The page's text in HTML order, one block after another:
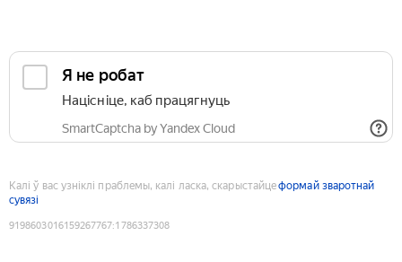
Я не робат
Націсніце, каб працягнуць
SmartCaptcha by Yandex Cloud
Калі ў вас узніклі праблемы, калі ласка, скарыстайцеформай зваротнай
сувязі
9198603016159267767:1786337308